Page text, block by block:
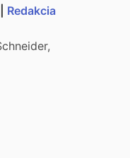
Redakcia